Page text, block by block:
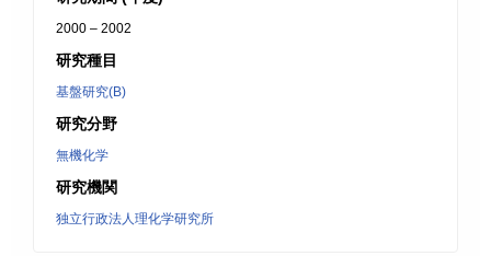
2000 – 2002
研究種目
基盤研究(B)
研究分野
無機化学
研究機関
独立行政法人理化学研究所